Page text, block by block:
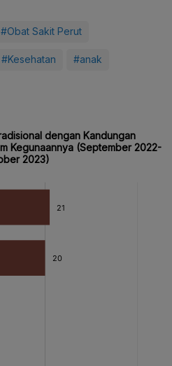
#Obat Sakit Perut
#Kesehatan #anak